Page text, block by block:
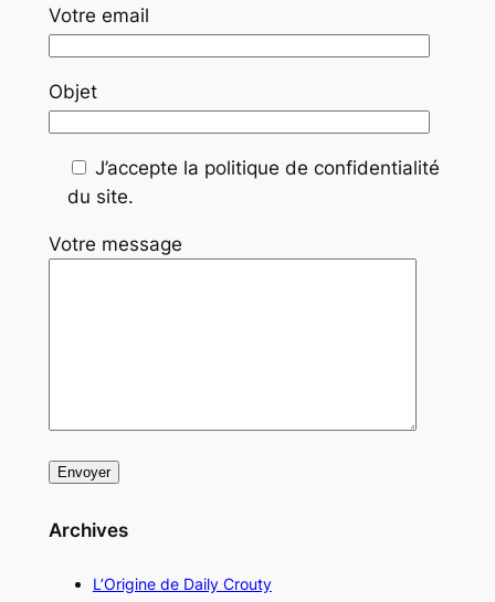
Votre email
Objet
J’accepte la politique de confidentialité
du site.
Votre message
Archives
L’Origine de Daily Crouty